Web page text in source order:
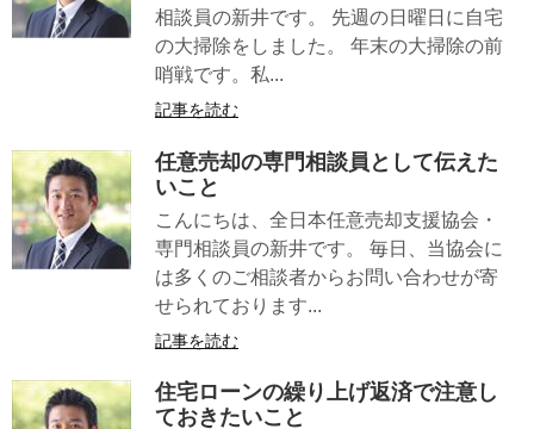
相談員の新井です。 先週の日曜日に自宅
の大掃除をしました。 年末の大掃除の前
哨戦です。私...
記事を読む
任意売却の専門相談員として伝えた
いこと
こんにちは、全日本任意売却支援協会・
専門相談員の新井です。 毎日、当協会に
は多くのご相談者からお問い合わせが寄
せられております...
記事を読む
住宅ローンの繰り上げ返済で注意し
ておきたいこと